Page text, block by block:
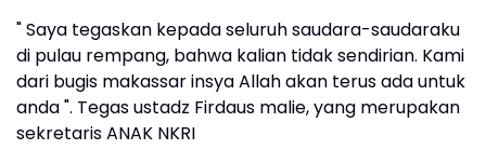
" Saya tegaskan kepada seluruh saudara-saudaraku
di pulau rempang, bahwa kalian tidak sendirian. Kami
dari bugis makassar insya Allah akan terus ada untuk
anda ". Tegas ustadz Firdaus malie, yang merupakan
sekretaris ANAK NKRI